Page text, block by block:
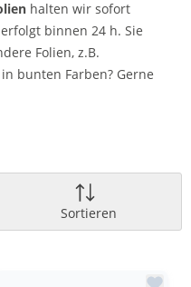
halten wir sofort
binnen 24 h. Sie
Folien, z.B.
bunten Farben? Gerne
Sortieren